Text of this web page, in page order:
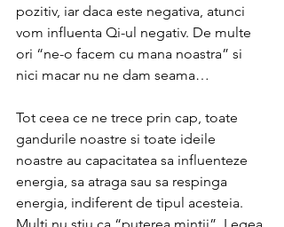
pozitiv, iar daca este negativa, atunci
vom influenta Qi-ul negativ. De multe
ori “ne-o facem cu mana noastra” si
nici macar nu ne dam seama…
Tot ceea ce ne trece prin cap, toate
gandurile noastre si toate ideile
noastre au capacitatea sa influenteze
energia, sa atraga sau sa respinga
energia, indiferent de tipul acesteia.